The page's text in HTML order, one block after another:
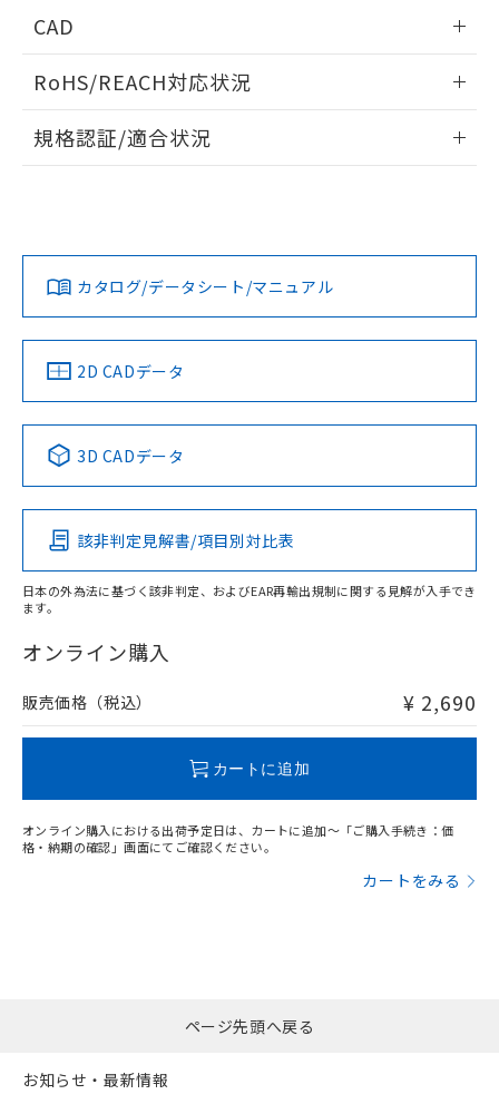
CAD
ドすることができます。
ログイン/会員登録
ダウンロードデータをご利用いただく前に、以下を必ずお読
みください。
ソフトウェアの使用条件
RoHS/REACH対応状況
EU RoHS 注意事項・凡例
対応済み
中国 RoHS 注意事項・凡例
Pb Hg Cd Cr(VI)
O
在庫等で未対応品が混在する可能性があります。
問い合わせください。
規格認証/適合状況
LR型式承認
（イギリス
船舶規格）
DNV型式承認
（ノルウェー
BV型式承認
（フランス
KR型式
（韓国
No No No No
この製品の規格認証/適合状況ページへ
その他の認証はこちらのページからご検索ください
カタログ/データシート/マニュアル
2D CADデータ
3D CADデータ
該非判定見解書/項目別対比表
日本の外為法に基づく該非判定、およびEAR再輸出規制に関する見解が入手でき
ます。
オンライン購入
販売価格（税込） ¥ 2,690
カートに追加
オンライン購入における出荷予定日は、カートに追加～「ご購入手続き：価
格・納期の確認」画面にてご確認ください。
カートをみる
欄に対応日を記載しておりました。
既に当社にて対応品への在庫切替を完了
していることから、特段のことがない限
り、2022年1月12日より割愛しておりま
す。
ページ先頭へ戻る
お知らせ・最新情報